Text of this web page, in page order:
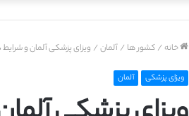
خانه / کشور ها / آلمان / ویزای پزشکی آلمان و
ویزای پزشکی آلمان